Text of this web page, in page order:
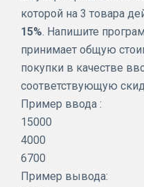
которой на 3 товара
15%. Напишите
принимает общую
покупки в качестве
соответствующую
Пример ввода :
15000
4000
6700
Пример вывода: